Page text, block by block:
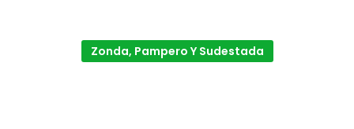
Zonda, Pampero Y Sudestada